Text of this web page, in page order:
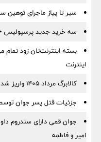
سیر تا پیاز ماجرای توهین
سه خرید جدید پرسپولیس
بسته اینترنت‌تان زود
اینترنت
کالابرگ مرداد ۱۴۰۵ واریز شد + جدول زمان و مبلغ کالابرگ
جزئیات قتل پسر جوان
جوان قمی دارای سندروم
امیر و فاطمه